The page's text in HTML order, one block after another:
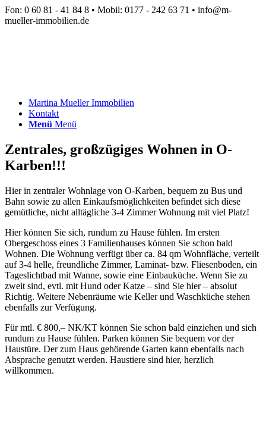
Fon: 0 60 81 - 41 84 8 • Mobil: 0177 - 242 63 71 • info@m-
mueller-immobilien.de
Martina Mueller Immobilien
Kontakt
Menü Menü
Zentrales, großzügiges Wohnen in O-
Karben!!!
Hier in zentraler Wohnlage von O-Karben, bequem zu Bus und
Bahn sowie zu allen Einkaufsmöglichkeiten befindet sich diese
gemütliche, nicht alltägliche 3-4 Zimmer Wohnung mit viel Platz!
Hier können Sie sich, rundum zu Hause fühlen. Im ersten
Obergeschoss eines 3 Familienhauses können Sie schon bald
Wohnen. Die Wohnung verfügt über ca. 84 qm Wohnfläche, verteilt
auf 3-4 helle, freundliche Zimmer, Laminat- bzw. Fliesenboden, ein
Tageslichtbad mit Wanne, sowie eine Einbauküche. Wenn Sie zu
zweit sind, evtl. mit Hund oder Katze – sind Sie hier – absolut
Richtig. Weitere Nebenräume wie Keller und Waschküche stehen
ebenfalls zur Verfügung.
Für mtl. € 800,– NK/KT können Sie schon bald einziehen und sich
rundum zu Hause fühlen. Parken können Sie bequem vor der
Haustüre. Der zum Haus gehörende Garten kann ebenfalls nach
Absprache genutzt werden. Haustiere sind hier, herzlich
willkommen.